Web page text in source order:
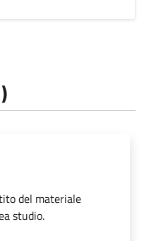
del materiale
studio.